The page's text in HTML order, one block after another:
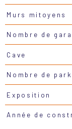
Murs mitoyens
Nombre de
Cave
Nombre de
Exposition
Année de